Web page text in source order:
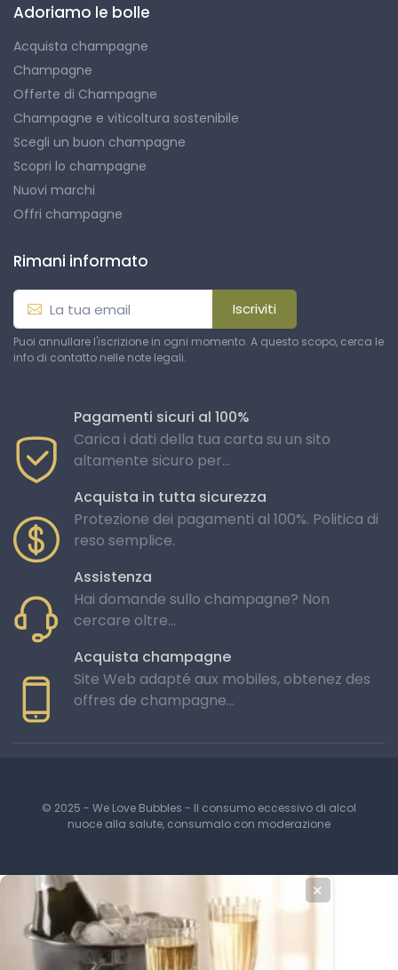
Adoriamo le bolle
Acquista champagne
Champagne
Offerte di Champagne
Champagne e viticoltura sostenibile
Scegli un buon champagne
Scopri lo champagne
Nuovi marchi
Offri champagne
Rimani informato
Iscriviti
Puoi annullare l'iscrizione in ogni momento. A questo scopo, cerca le
info di contatto nelle note legali.
Pagamenti sicuri al 100%
Carica i dati della tua carta su un sito
altamente sicuro per...
Acquista in tutta sicurezza
Protezione dei pagamenti al 100%. Politica di
reso semplice.
Assistenza
Hai domande sullo champagne? Non
cercare oltre...
Acquista champagne
Site Web adapté aux mobiles, obtenez des
offres de champagne...
© 2025 - We Love Bubbles - Il consumo eccessivo di alcol
nuoce alla salute, consumalo con moderazione
✕